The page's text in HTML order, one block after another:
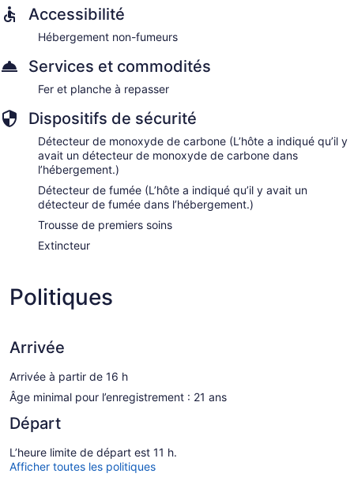
Accessibilité
Hébergement non-fumeurs
Services et commodités
Fer et planche à repasser
Dispositifs de sécurité
Détecteur de monoxyde de carbone (L’hôte a indiqué qu’il y
avait un détecteur de monoxyde de carbone dans
l’hébergement.)
Détecteur de fumée (L’hôte a indiqué qu’il y avait un
détecteur de fumée dans l’hébergement.)
Trousse de premiers soins
Extincteur
Politiques
Arrivée
Arrivée à partir de 16 h
Âge minimal pour l’enregistrement : 21 ans
Départ
L’heure limite de départ est 11 h.
Afficher toutes les politiques